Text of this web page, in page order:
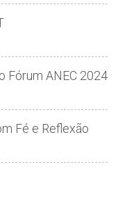
Fórum ANEC 2024
Fé e Reflexão